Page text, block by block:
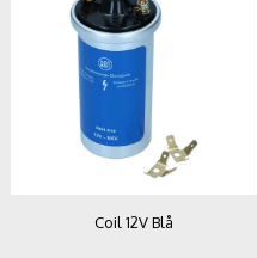
Coil 12V Blå